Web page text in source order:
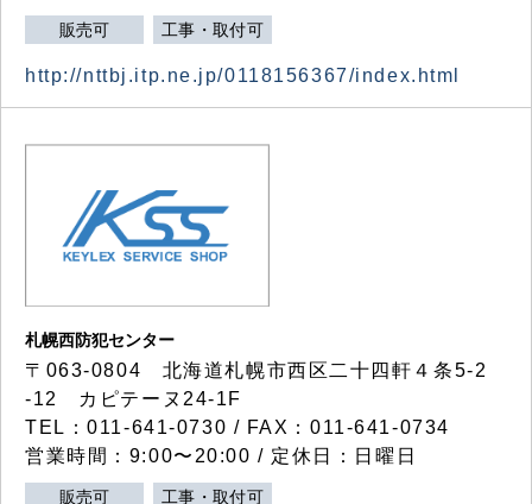
販売可 工事・取付可
http://nttbj.itp.ne.jp/0118156367/index.html
札幌西防犯センター
〒063-0804 北海道札幌市西区二十四軒４条5-2
-12 カピテーヌ24-1F
TEL：011-641-0730 / FAX：011-641-0734
営業時間：9:00〜20:00 / 定休日：日曜日
販売可 工事・取付可